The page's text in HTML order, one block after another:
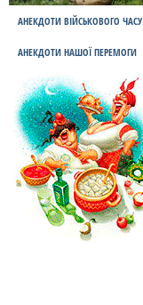
АНЕКДОТИ ВІЙСЬКОВОГО ЧАСУ
АНЕКДОТИ НАШОЇ ПЕРЕМОГИ